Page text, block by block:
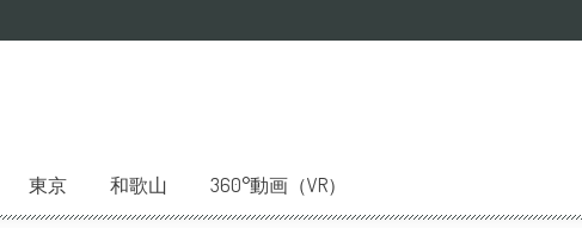
東京 和歌山 360°動画（VR）